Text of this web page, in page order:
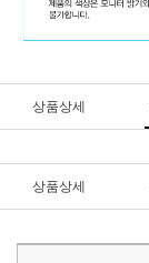
상품상세
상품상세